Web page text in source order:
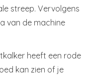
streep. Vervolgens
van de machine
heeft een rode
kan zien of je